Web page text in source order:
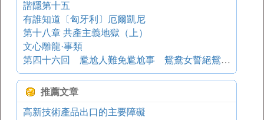
諧隱第十五
有誰知道〔匈牙利〕厄爾凱尼
第十八章 共產主義地獄（上）
文心雕龍·事類
第四十六回 尷尬人難免尷尬事 鴛鴦女誓絕鴛鴦偶
推薦文章
高新技術產品出口的主要障礙